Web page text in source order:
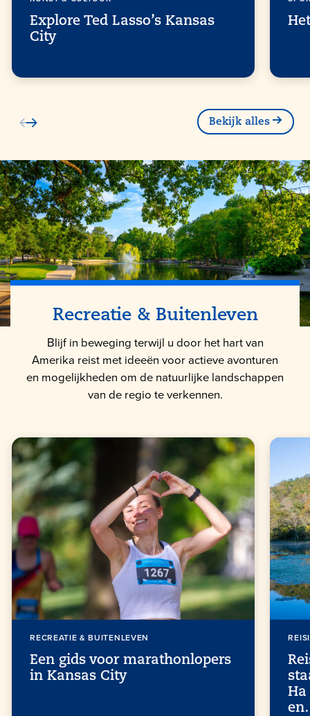
Explore Ted Lasso’s Kansas
City
Bekijk alles
Recreatie & Buitenleven
Blijf in beweging terwijl u door het hart van
Amerika reist met ideeën voor actieve avonturen
en mogelijkheden om de natuurlijke landschappen
van de regio te verkennen.
RECREATIE & BUITENLEVEN
Een gids voor marathonlopers
in Kansas City
Ha